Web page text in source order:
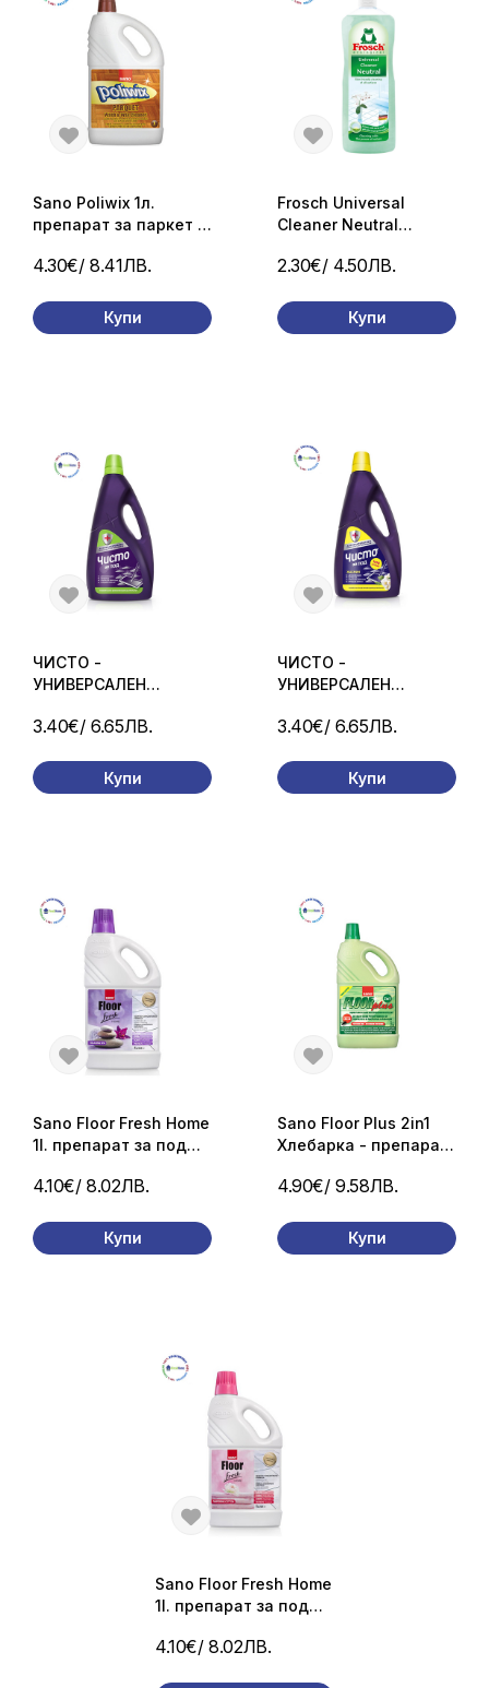
4.30€/ 8.41ЛВ.
Sano Poliwix 1л.
препарат за паркет и
Купи
2.30€/ 4.50ЛВ.
Frosch Universal
Cleaner Neutral
почистващ препарат
Купи
3.40€/ 6.65ЛВ.
ЧИСТО -
УНИВЕРСАЛЕН
ПРЕПАРАТ ЗА ПОД -
Купи
3.40€/ 6.65ЛВ.
ЧИСТО -
УНИВЕРСАЛЕН
ПРЕПАРАТ ЗА ПОД
Купи
4.10€/ 8.02ЛВ.
Sano Floor Fresh Home
1l. препарат за под
Купи
4.90€/ 9.58ЛВ.
Sano Floor Plus 2in1
Хлебарка - препарат
действие - чист дом
Купи
4.10€/ 8.02ЛВ.
Sano Floor Fresh Home
1l. препарат за под